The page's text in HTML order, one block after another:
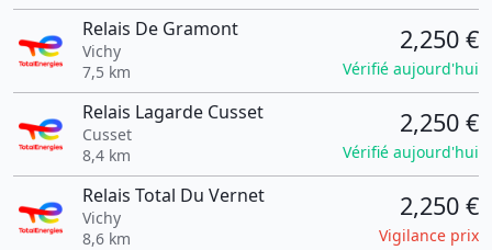
Relais De Gramont
Vichy
7,5 km
2,250 €
Vérifié aujourd'hui
Relais Lagarde Cusset
Cusset
8,4 km
2,250 €
Vérifié aujourd'hui
Relais Total Du Vernet
Vichy
8,6 km
2,250 €
Vigilance prix